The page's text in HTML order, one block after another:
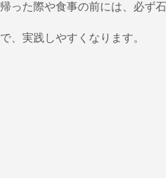
った際や食事の前には、必ず
、実践しやすくなります。